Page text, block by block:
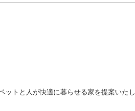
ットと人が快適に暮らせる家を提案いたし